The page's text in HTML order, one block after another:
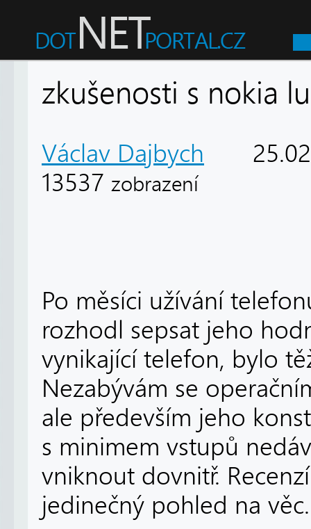
zkušenosti s nokia
Václav Dajbych
13537 zobrazení
Po měsíci užívání
rozhodl sepsat jeho
vynikající telefon, bylo
Nezabývám se
ale především jeho
s minimem vstupů
vniknout dovnitř.
jedinečný pohled na věc.